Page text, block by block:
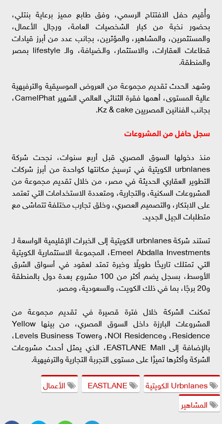
وأُقيم حفل الافتتاح الرسمي، وفق طابع مميز برعاية بنتلي،
بحضور نخبة من كبار الشخصيات العامة، ورجال الأعمال،
والمستثمرين، والمشاهير، والمؤثرين، بجانب عدد من أبرز قيادات
قطاعات العقارات، والاستثمار، والـضيافة، والـ lifestyle بمصر
والمنطقة.
وشهد الحدث تقديم مجموعة من العروض الموسيقية والترفيهية
عالية المستوى، أهمها فقرة الثنائي العالمي الشهير CamelPhat،
بجانب الفنانين المصريين Kz & cake.
سجل حافل من المشروعات
منذ دخولها السوق المصري قبل أربع سنوات، نجحت شركة
urbnlanes الكويتية في ترسيخ مكانتها كواحدة من أبرز شركات
التطوير العقاري الحديثة في مصر، من خلال تقديم مجموعة من
المشروعات السكنية، والتجارية، ومتعددة الاستخدامات التي تعتمد
على الابتكار، والتصميم العصري، وخلق تجارب مختلفة تتماشى مع
متطلبات الجيل الجديد.
تستند شركة urbnlanes الكويتية إلى الخبرات الإقليمية الواسعة لـ
Emeel Abdalla Investments، المجموعة الاستثمارية الكويتية
التي تمتلك تاريخًا طويلًا وخبرة تمتد لعقود في أسواق الشرق
الأوسط، بسجل يضم أكثر من 100 مشروع بعدة دول بالمنطقة
و20 برجًا، بما في ذلك الكويت، والسعودية، ومصر.
تمكنت الشركة خلال فترة قصيرة في تقديم مجموعة من
المشروعات البارزة داخل السوق المصري، من بينها Yellow
Residence، وNOI Residence، وLevels Business Tower،
بالإضافة إلى EASTLANE Mall، الذي يمثل أحدث مشروعات
الشركة وأكثرها تميزًا على مستوى التجربة التجارية والترفيهية.
الأعمال
المشاهير